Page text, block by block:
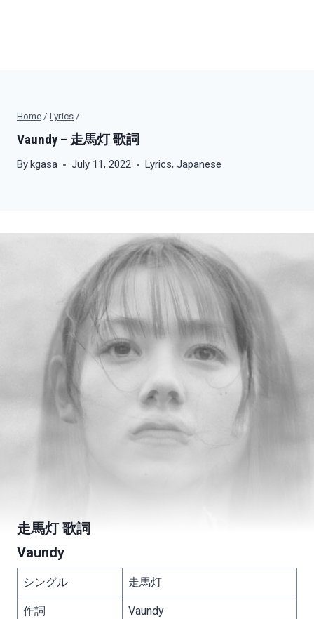
Home / Lyrics /
Vaundy – 走馬灯 歌詞
Bykgasa July 11, 2022 Lyrics,Japanese
走馬灯 歌詞
Vaundy
シングル 走馬灯
作詞 Vaundy